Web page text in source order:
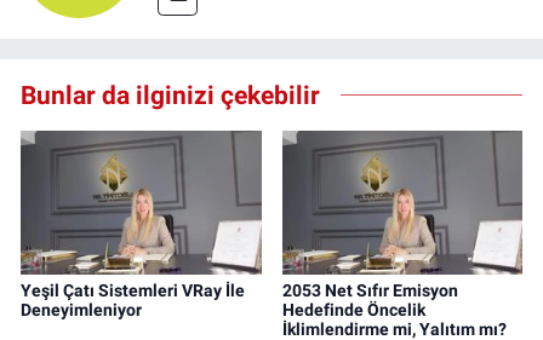
Bunlar da ilginizi çekebilir
Yeşil Çatı Sistemleri VRay İle
Deneyimleniyor
2053 Net Sıfır Emisyon
Hedefinde Öncelik
İklimlendirme mi, Yalıtım mı?